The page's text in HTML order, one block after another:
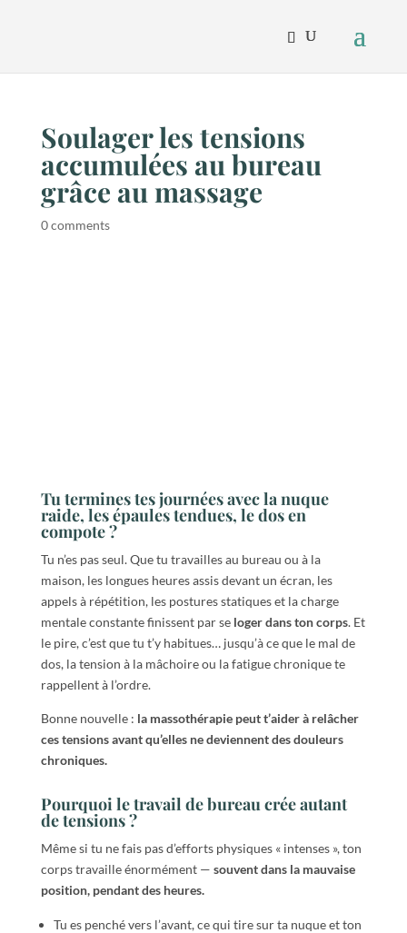
Soulager les tensions
accumulées au bureau
grâce au massage
0 comments
Tu termines tes journées avec la nuque
raide, les épaules tendues, le dos en
compote ?
Tu n’es pas seul. Que tu travailles au bureau ou à la
maison, les longues heures assis devant un écran, les
appels à répétition, les postures statiques et la charge
mentale constante finissent par se loger dans ton corps. Et
le pire, c’est que tu t’y habitues… jusqu’à ce que le mal de
dos, la tension à la mâchoire ou la fatigue chronique te
rappellent à l’ordre.
Bonne nouvelle : la massothérapie peut t’aider à relâcher
ces tensions avant qu’elles ne deviennent des douleurs
chroniques.
Pourquoi le travail de bureau crée autant
de tensions ?
Même si tu ne fais pas d’efforts physiques « intenses », ton
corps travaille énormément — souvent dans la mauvaise
position, pendant des heures.
Tu es penché vers l’avant, ce qui tire sur ta nuque et ton